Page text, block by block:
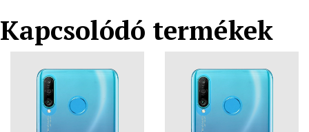
Kapcsolódó termékek